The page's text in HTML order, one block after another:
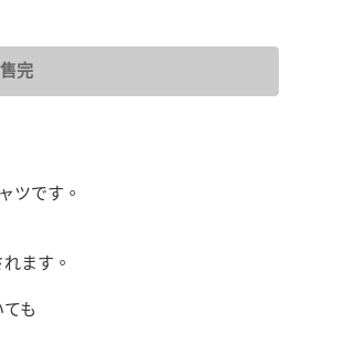
售完
ツです。
ます。
も